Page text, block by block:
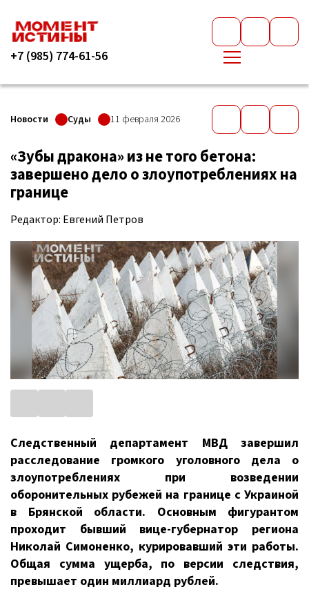
+7 (985) 774-61-56
Новости Суды 11 февраля 2026
«Зубы дракона» из не того бетона:
завершено дело о злоупотреблениях на
границе
Редактор: Евгений Петров
Следственный департамент МВД завершил
расследование громкого уголовного дела о
злоупотреблениях при возведении
оборонительных рубежей на границе с Украиной
в Брянской области. Основным фигурантом
проходит бывший вице-губернатор региона
Николай Симоненко, курировавший эти работы.
Общая сумма ущерба, по версии следствия,
превышает один миллиард рублей.